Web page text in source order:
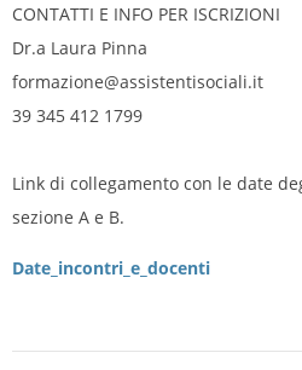
CONTATTI E INFO PER ISCRIZIONI
Dr.a Laura Pinna
formazione@assistentisociali.it
39 345 412 1799
Link di collegamento con le date
sezione A e B.
Date_incontri_e_docenti